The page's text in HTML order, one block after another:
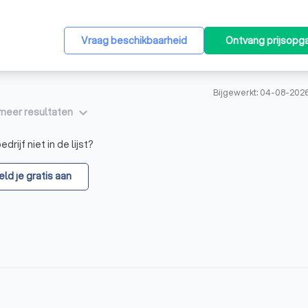
Vraag beschikbaarheid Ontvang
Bijgewerkt: 04-08-
resultaten keyboard_arrow_down
niet in de lijst?
je gratis aan